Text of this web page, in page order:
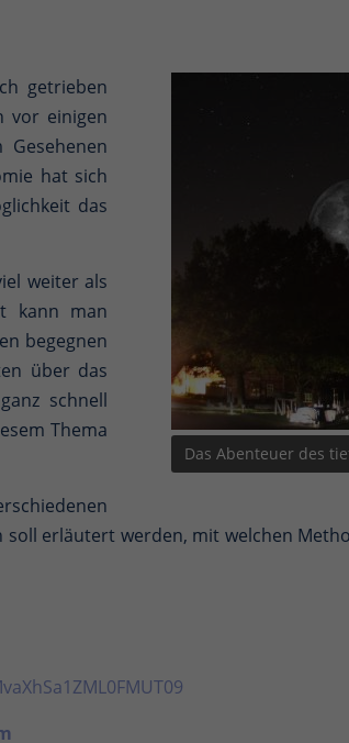
Das Abenteuer des
getrieben
vor einigen
hat sich
das
weiter als
kann man
begegnen
über das
schnell
Thema
erläutert werden, mit welchen